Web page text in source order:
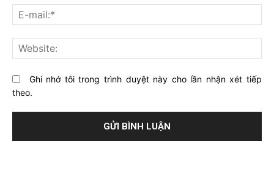
về
bài
viết
này?
Ghi nhớ tôi trong trình duyệt này cho lần nhận xét tiếp
theo.